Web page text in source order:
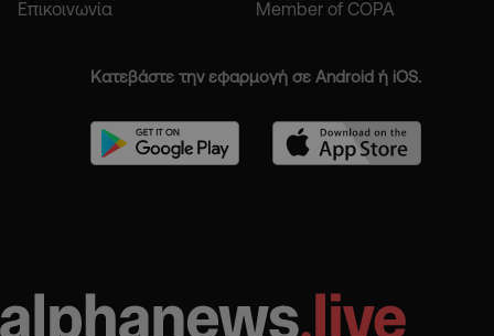
Επικοινωνία Member of COPA
Κατεβάστε την εφαρμογή σε Android ή iOS.